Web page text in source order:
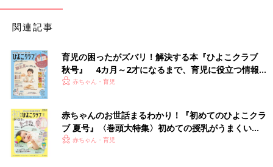
ない！と焦って、急いでオモチャ収納を買いま
した。
※この記事は「たまひよONLINE」で過去に公開されたもので
※記事の内容は記事執筆当時の情報であり、現在と異なる場合が
あります。
関連記事
育児の困ったがズバリ！解決する本『ひよこクラブ
秋号』 4カ月～2才になるまで、育児に役立つ情報が
いっぱい！
赤ちゃん・育児
赤ちゃんのお世話まるわかり！『初めてのひよこクラ
ブ 夏号』〈巻頭大特集〉初めての授乳がうまくい
く！ おっぱい・ミルクの基本と夏のトラブル 解決テ
赤ちゃん・育児